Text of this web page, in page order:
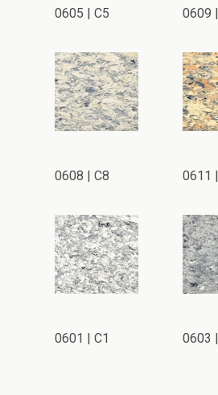
0605 | C5 0609
0608 | C8 0611
0601 | C1 0603